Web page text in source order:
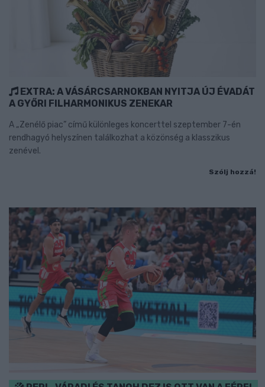
EXTRA: A VÁSÁRCSARNOKBAN NYITJA ÚJ ÉVADÁT
A GYŐRI FILHARMONIKUS ZENEKAR
A „Zenélő piac” című különleges koncerttel szeptember 7-én
rendhagyó helyszínen találkozhat a közönség a klasszikus
zenével.
Szólj hozzá!